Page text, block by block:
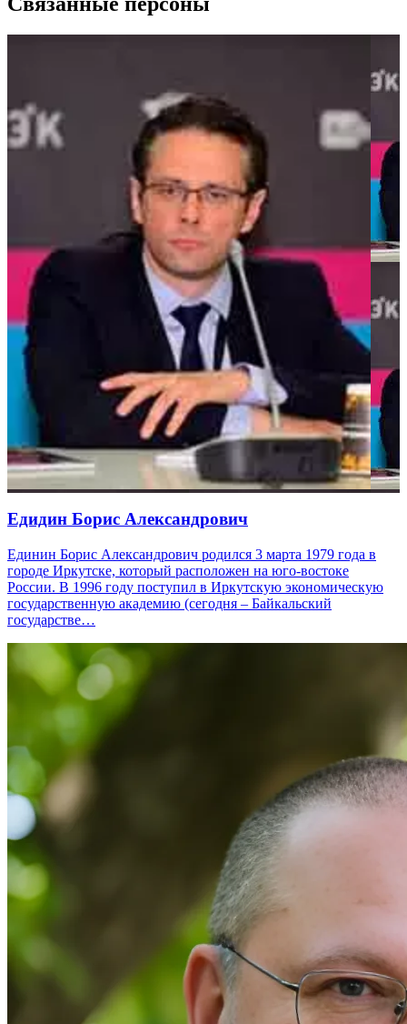
Едидин Борис Александрович
Единин Борис Александрович родился 3 марта 1979 года в
городе Иркутске, который расположен на юго-востоке
России. В 1996 году поступил в Иркутскую экономическую
государственную академию (сегодня – Байкальский
государстве…